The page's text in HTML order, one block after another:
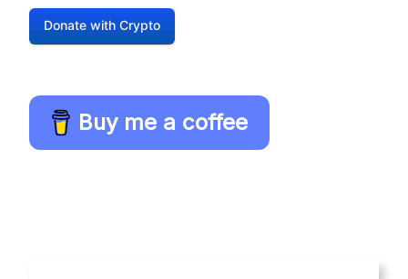
Donate with Crypto
Buy me a coffee